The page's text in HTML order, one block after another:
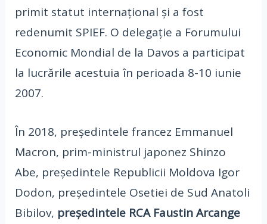
primit statut internațional și a fost
redenumit SPIEF. O delegație a Forumului
Economic Mondial de la Davos a participat
la lucrările acestuia în perioada 8-10 iunie
2007.
În 2018, președintele francez Emmanuel
Macron, prim-ministrul japonez Shinzo
Abe, președintele Republicii Moldova Igor
Dodon, președintele Osetiei de Sud Anatoli
Bibilov, președintele RCA Faustin Arcange